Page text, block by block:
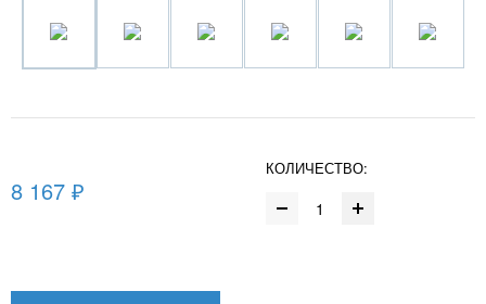
8 167 ₽
КОЛИЧЕСТВО: